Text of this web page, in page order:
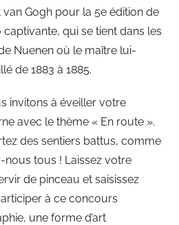
Gogh pour la 5e édition de
qui se tient dans les
Nuenen où le maître lui-
de 1883 à 1885.
invitons à éveiller votre
avec le thème « En route ».
des sentiers battus, comme
nous tous ! Laissez votre
de pinceau et saisissez
à ce concours
une forme d’art